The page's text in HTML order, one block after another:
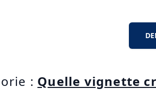
: Quelle vignette